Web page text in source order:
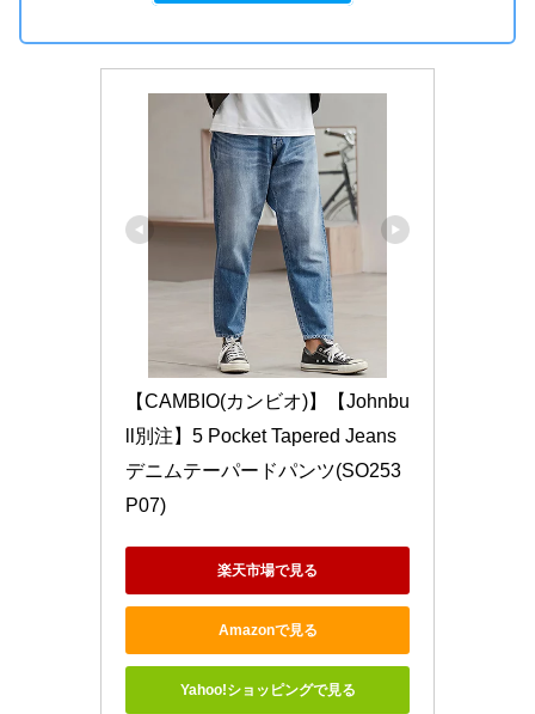
【CAMBIO(カンビオ)】【Johnbu
ll別注】5 Pocket Tapered Jeans
デニムテーパードパンツ(SO253
P07)
楽天市場で見る
Amazonで見る
Yahoo!ショッピングで見る